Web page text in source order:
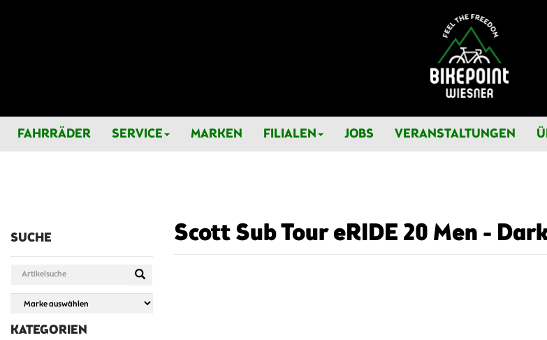
FAHRRÄDER SERVICE MARKEN FILIALEN JOBS VERANSTALTUNGEN
SUCHE
KATEGORIEN
Scott Sub Tour eRIDE 20 Men -